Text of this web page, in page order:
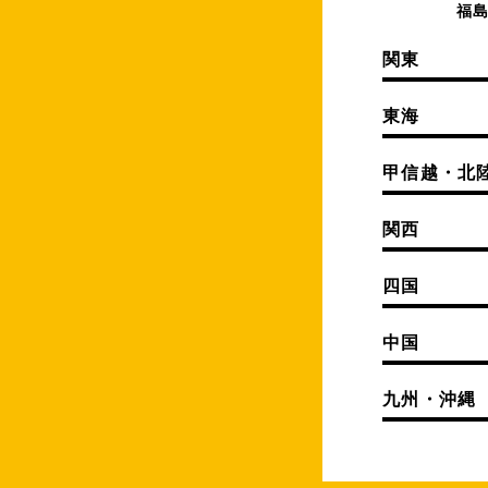
福
関東
東海
甲信越・北
関西
四国
中国
九州・沖縄